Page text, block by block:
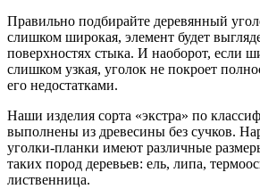
Правильно подбирайте деревянный
слишком широкая, элемент будет
поверхностях стыка. И наоборот, если
слишком узкая, уголок не покроет
его недостатками.
Наши изделия сорта «экстра» по
выполнены из древесины без сучков.
уголки-планки имеют различные
таких пород деревьев: ель, липа,
лиственница.